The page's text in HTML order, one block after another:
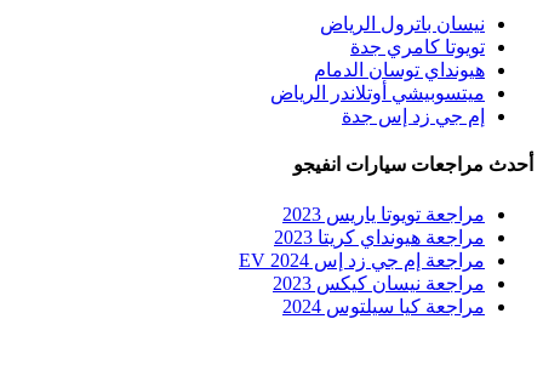
نيسان باترول الرياض
تويوتا كامري جدة
هيونداي توسان الدمام
ميتسوبيشي أوتلاندر الرياض
إم جي زد إس جدة
أحدث مراجعات سيارات انفيجو
مراجعة تويوتا ياريس 2023
مراجعة هيونداي كريتا 2023
مراجعة إم جي زد إس EV 2024
مراجعة نيسان كيكس 2023
مراجعة كيا سيلتوس 2024